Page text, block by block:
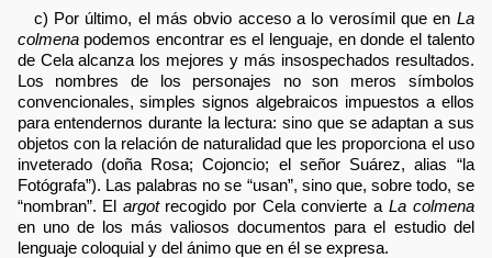
c) Por último, el más obvio acceso a lo verosímil que en La
colmenapodemos encontrar es el lenguaje, en donde el talento
de Cela alcanza los mejores y más insospechados resultados.
Los nombres de los personajes no son meros símbolos
convencionales, simples signos algebraicos impuestos a ellos
para entendernos durante la lectura: sino que se adaptan a sus
objetos con la relación de naturalidad que les proporciona el uso
inveterado (doña Rosa; Cojoncio; el señor Suárez, alias “la
Fotógrafa”). Las palabras no se “usan”, sino que, sobre todo, se
“nombran”. El argotrecogido por Cela convierte a La colmena
en uno de los más valiosos documentos para el estudio del
lenguaje coloquial y del ánimo que en él se expresa.